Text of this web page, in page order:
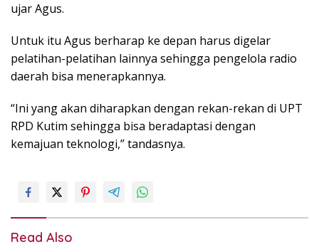
ujar Agus.
Untuk itu Agus berharap ke depan harus digelar
pelatihan-pelatihan lainnya sehingga pengelola radio
daerah bisa menerapkannya.
“Ini yang akan diharapkan dengan rekan-rekan di UPT
RPD Kutim sehingga bisa beradaptasi dengan
kemajuan teknologi,” tandasnya.
Read Also